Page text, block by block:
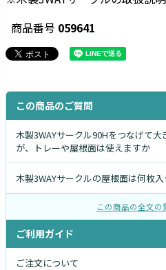
商品番号 059641
この商品のご質問
木製3WAYサークル90Hをつなげて
が、トレーや屋根面は使えますか
木製3WAYサークルの屋根面は何枚
この商品の全文の
ご利用ガイド
ご注文について